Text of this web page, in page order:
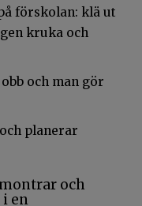
förskolan: klä ut
kruka och
och man gör
planerar